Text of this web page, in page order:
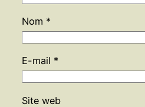
Nom *
E-mail *
Site web